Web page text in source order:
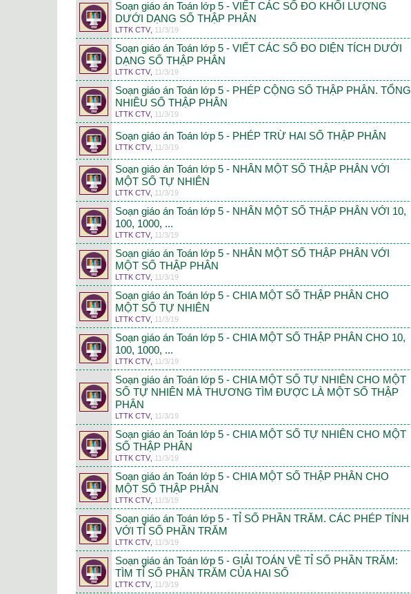
Soạn giáo án Toán lớp 5 - VIẾT CÁC SỐ ĐO KHỐI LƯỢNG
DƯỚI DẠNG SỐ THẬP PHÂN
LTTK CTV 11/3/19
Soạn giáo án Toán lớp 5 - VIẾT CÁC SỐ ĐO DIỆN TÍCH DƯỚI
DẠNG SỐ THẬP PHÂN
LTTK CTV 11/3/19
Soạn giáo án Toán lớp 5 - PHÉP CỘNG SỐ THẬP PHÂN. TỔNG
NHIỀU SỐ THẬP PHÂN
LTTK CTV 11/3/19
Soạn giáo án Toán lớp 5 - PHÉP TRỪ HAI SỐ THẬP PHÂN
LTTK CTV 11/3/19
Soạn giáo án Toán lớp 5 - NHÂN MỘT SỐ THẬP PHÂN VỚI
MỘT SỐ TỰ NHIÊN
LTTK CTV 11/3/19
Soạn giáo án Toán lớp 5 - NHÂN MỘT SỐ THẬP PHÂN VỚI 10,
100, 1000, ...
LTTK CTV 11/3/19
Soạn giáo án Toán lớp 5 - NHÂN MỘT SỐ THẬP PHÂN VỚI
MỘT SỐ THẬP PHÂN
LTTK CTV 11/3/19
Soạn giáo án Toán lớp 5 - CHIA MỘT SỐ THẬP PHÂN CHO
MỘT SỐ TỰ NHIÊN
LTTK CTV 11/3/19
Soạn giáo án Toán lớp 5 - CHIA MỘT SỐ THẬP PHÂN CHO 10,
100, 1000, ...
LTTK CTV 11/3/19
Soạn giáo án Toán lớp 5 - CHIA MỘT SỐ TỰ NHIÊN CHO MỘT
SỐ TỰ NHIÊN MÀ THƯƠNG TÌM ĐƯỢC LÀ MỘT SỐ THẬP
PHÂN
LTTK CTV 11/3/19
Soạn giáo án Toán lớp 5 - CHIA MỘT SỐ TỰ NHIÊN CHO MỘT
SỐ THẬP PHÂN
LTTK CTV 11/3/19
Soạn giáo án Toán lớp 5 - CHIA MỘT SỐ THẬP PHÂN CHO
MỘT SỐ THẬP PHÂN
LTTK CTV 11/3/19
Soạn giáo án Toán lớp 5 - TỈ SỐ PHẦN TRĂM. CÁC PHÉP TÍNH
VỚI TỈ SỐ PHẦN TRĂM
LTTK CTV 11/3/19
Soạn giáo án Toán lớp 5 - GIẢI TOÁN VỀ TỈ SỐ PHẦN TRĂM:
TÌM TỈ SỐ PHẦN TRĂM CỦA HAI SỐ
LTTK CTV 11/3/19